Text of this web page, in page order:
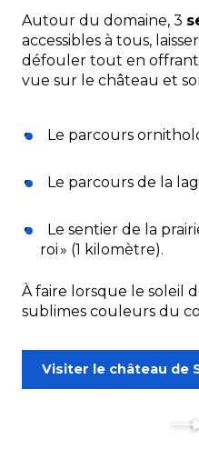
La Trinité sur Mer
Le Domaine de
Autour du domaine, 3
accessibles à tous,
défouler tout en offrant
vue sur le château et
Le parcours
Le parcours de la
Le sentier de la
roi » (1 kilomètre).
À faire lorsque le soleil
sublimes couleurs du
Visiter le château de